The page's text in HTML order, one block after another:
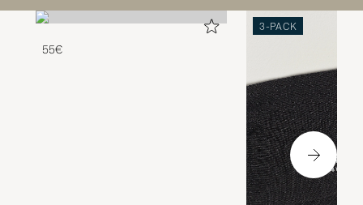
55€
3-PACK